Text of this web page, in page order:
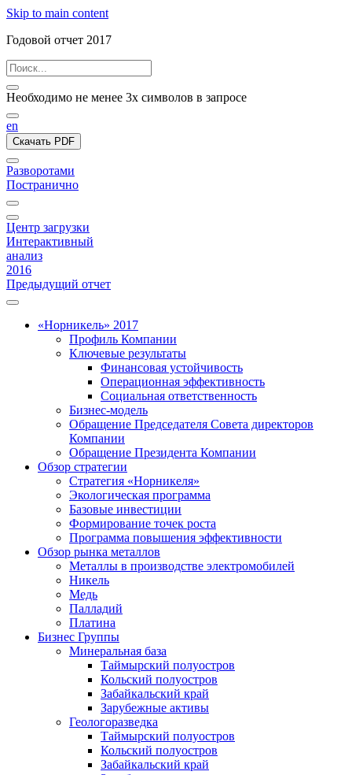
Skip to main content
Годовой отчет 2017
Необходимо не менее 3х символов в запросе
en
Скачать PDF
Разворотами
Постранично
Центр загрузки
Интерактивный
анализ
2016
Предыдущий отчет
«Норникель» 2017
Профиль Компании
Ключевые результаты
Финансовая устойчивость
Операционная эффективность
Социальная ответственность
Бизнес-модель
Обращение Председателя Совета директоров
Компании
Обращение Президента Компании
Обзор стратегии
Стратегия «Норникеля»
Экологическая программа
Базовые инвестиции
Формирование точек роста
Программа повышения эффективности
Обзор рынка металлов
Металлы в производстве электромобилей
Никель
Медь
Палладий
Платина
Бизнес Группы
Минеральная база
Таймырский полуостров
Кольский полуостров
Забайкальский край
Зарубежные активы
Геологоразведка
Таймырский полуостров
Кольский полуостров
Забайкальский край